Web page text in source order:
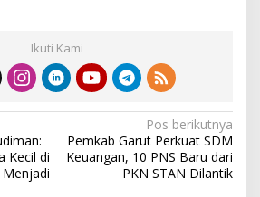
Ikuti Kami
Kecil di
Pos berikutnya
Pemkab Garut Perkuat SDM
Keuangan, 10 PNS Baru dari
PKN STAN Dilantik